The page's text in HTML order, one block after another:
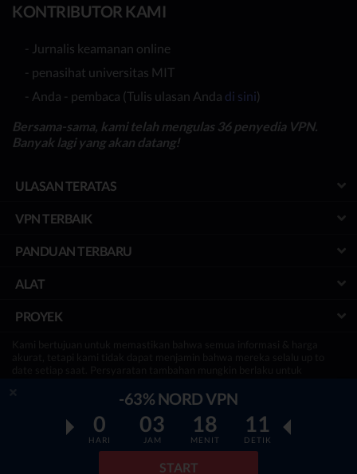
-63% NORD VPN
0
HARI
03
JAM
18
MENIT
10
DETIK
START
KONTRIBUTOR KAMI
- Jurnalis keamanan online
- penasihat universitas MIT
- Anda - pembaca (Tulis ulasan Anda di sini)
Bersama-sama, kami telah mengulas 36 penyedia VPN.
Banyak lagi yang akan datang!
ULASAN TERATAS
VPN TERBAIK
PANDUAN TERBARU
ALAT
PROYEK
Agar situs kami tetap berjalan & gratis, terkadang kami
mungkin menerima komisi kecil jika pembaca memutuskan untuk
membeli melalui tautan di situs, tanpa biaya tambahan.
© Top50vpn.com - Sebuah inisiatif Independen untuk Ulasan VPN